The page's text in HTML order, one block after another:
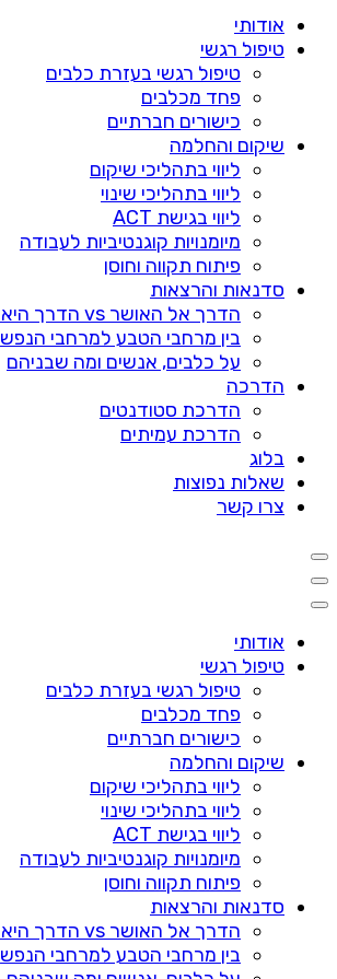
אודותי
טיפול רגשי
טיפול רגשי בעזרת כלבים
פחד מכלבים
כישורים חברתיים
שיקום והחלמה
ליווי בתהליכי שיקום
ליווי בתהליכי שינוי
ליווי בגישת ACT
מיומנויות קוגנטיביות לעבודה
פיתוח תקווה וחוסן
סדנאות והרצאות
הדרך אל האושר vs הדרך היא האושר?
בין מרחבי הטבע למרחבי הנפש
על כלבים, אנשים ומה שבניהם
הדרכה
הדרכת סטודנטים
הדרכת עמיתים
בלוג
שאלות נפוצות
צרו קשר
אודותי
טיפול רגשי
טיפול רגשי בעזרת כלבים
פחד מכלבים
כישורים חברתיים
שיקום והחלמה
ליווי בתהליכי שיקום
ליווי בתהליכי שינוי
ליווי בגישת ACT
מיומנויות קוגנטיביות לעבודה
פיתוח תקווה וחוסן
סדנאות והרצאות
הדרך אל האושר vs הדרך היא האושר?
בין מרחבי הטבע למרחבי הנפש